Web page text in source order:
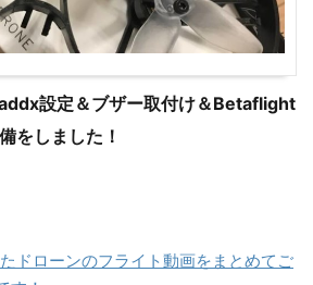
設定＆ブザー取付け＆Betaflight
をしました！
ドローンのフライト動画をまとめてご